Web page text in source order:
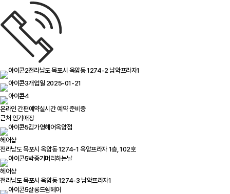
전라남도 목포시 옥암동 1274-2 남악프라자1
개업일 2025-01-21
온라인 간편예약실시간 예약 준비중
근처 인기매장
김가영헤어옥암점
헤어샵
전라남도 목포시 옥암동 1274-1 옥암프라자 1층, 102호
박종기머리하는날
헤어샵
전라남도 목포시 옥암동 1274-3 남악프라자1
살롱드쉼헤어